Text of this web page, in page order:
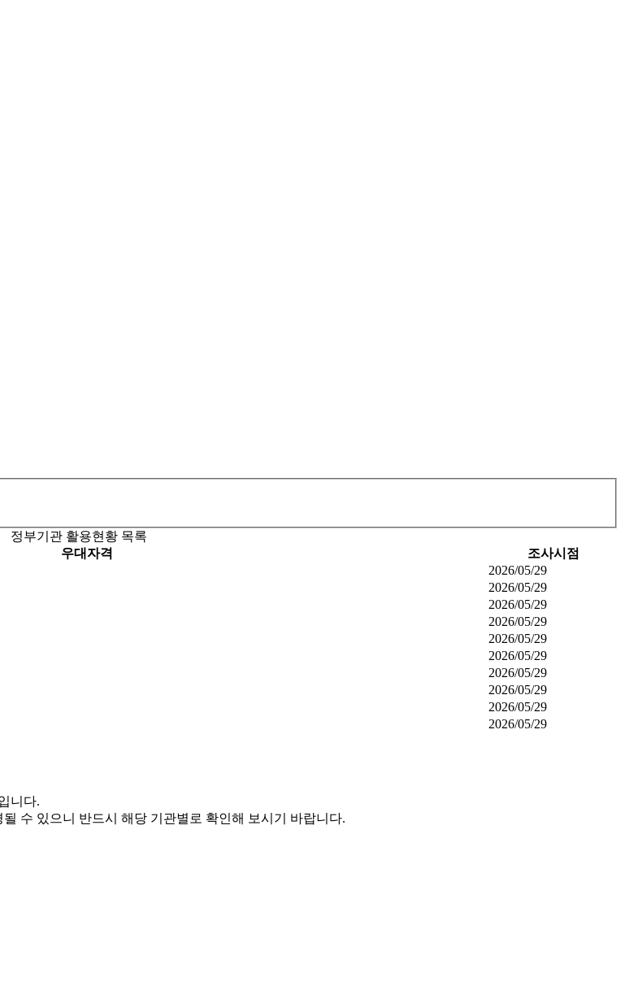
정부기관 활용현황 목록
우대자격
조사시점
2026/05/29
2026/05/29
2026/05/29
2026/05/29
2026/05/29
2026/05/29
2026/05/29
2026/05/29
2026/05/29
2026/05/29
니다.
수 있으니 반드시 해당 기관별로 확인해 보시기 바랍니다.